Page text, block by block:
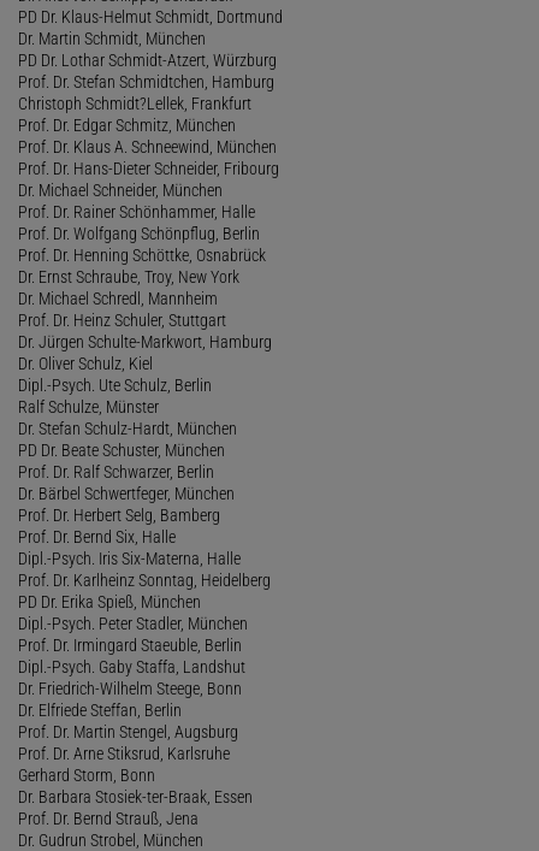
PD Dr. Klaus-Helmut Schmidt, Dortmund
Dr. Martin Schmidt, München
PD Dr. Lothar Schmidt-Atzert, Würzburg
Prof. Dr. Stefan Schmidtchen, Hamburg
Christoph Schmidt?Lellek, Frankfurt
Prof. Dr. Edgar Schmitz, München
Prof. Dr. Klaus A. Schneewind, München
Prof. Dr. Hans-Dieter Schneider, Fribourg
Dr. Michael Schneider, München
Prof. Dr. Rainer Schönhammer, Halle
Prof. Dr. Wolfgang Schönpflug, Berlin
Prof. Dr. Henning Schöttke, Osnabrück
Dr. Ernst Schraube, Troy, New York
Dr. Michael Schredl, Mannheim
Prof. Dr. Heinz Schuler, Stuttgart
Dr. Jürgen Schulte-Markwort, Hamburg
Dr. Oliver Schulz, Kiel
Dipl.-Psych. Ute Schulz, Berlin
Ralf Schulze, Münster
Dr. Stefan Schulz-Hardt, München
PD Dr. Beate Schuster, München
Prof. Dr. Ralf Schwarzer, Berlin
Dr. Bärbel Schwertfeger, München
Prof. Dr. Herbert Selg, Bamberg
Prof. Dr. Bernd Six, Halle
Dipl.-Psych. Iris Six-Materna, Halle
Prof. Dr. Karlheinz Sonntag, Heidelberg
PD Dr. Erika Spieß, München
Dipl.-Psych. Peter Stadler, München
Prof. Dr. Irmingard Staeuble, Berlin
Dipl.-Psych. Gaby Staffa, Landshut
Dr. Friedrich-Wilhelm Steege, Bonn
Dr. Elfriede Steffan, Berlin
Prof. Dr. Martin Stengel, Augsburg
Prof. Dr. Arne Stiksrud, Karlsruhe
Gerhard Storm, Bonn
Dr. Barbara Stosiek-ter-Braak, Essen
Prof. Dr. Bernd Strauß, Jena
Dr. Gudrun Strobel, München